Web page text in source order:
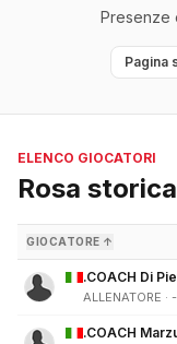
Presenze
Pagina
ELENCO GIOCATORI
Rosa storica
GIOCATORE ↑
.COACH Di
ALLENATORE ·
.COACH